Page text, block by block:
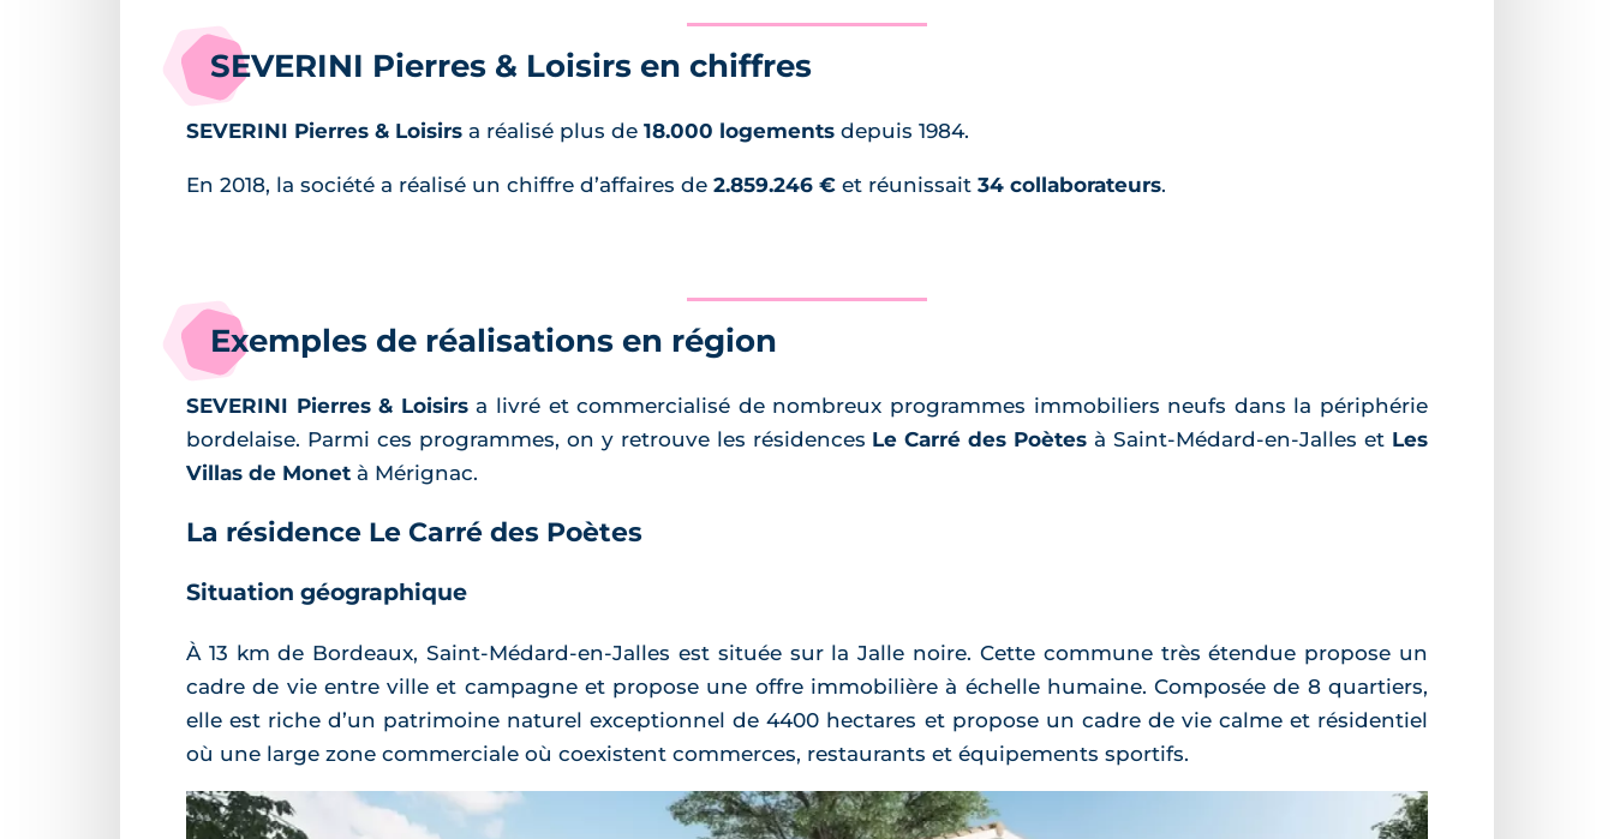
SEVERINI Pierres & Loisirs en chiffres
SEVERINI Pierres & Loisirs a réalisé plus de 18.000 logements depuis 1984.
En 2018, la société a réalisé un chiffre d’affaires de 2.859.246 € et réunissait 34 collaborateurs.
Exemples de réalisations en région
SEVERINI Pierres & Loisirsa livré et commercialisé de nombreux programmes immobiliers neufs dans la périphérie
bordelaise. Parmi ces programmes, on y retrouve les résidences Le Carré des Poètes à Saint-Médard-en-Jalles et Les
Villas de Monet à Mérignac.
La résidence Le Carré des Poètes
Situation géographique
À 13 km de Bordeaux, Saint-Médard-en-Jalles est située sur la Jalle noire. Cette commune très étendue propose un
cadre de vie entre ville et campagne et propose une offre immobilière à échelle humaine. Composée de 8 quartiers,
elle est riche d’un patrimoine naturel exceptionnel de 4400 hectares et propose un cadre de vie calme et résidentiel
où une large zone commerciale où coexistent commerces, restaurants et équipements sportifs.